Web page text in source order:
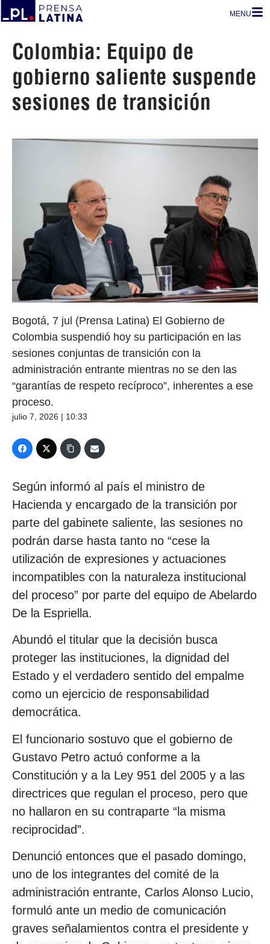
MENU
Colombia: Equipo de
gobierno saliente suspende
sesiones de transición
Bogotá, 7 jul (Prensa Latina) El Gobierno de
Colombia suspendió hoy su participación en las
sesiones conjuntas de transición con la
administración entrante mientras no se den las
“garantías de respeto recíproco”, inherentes a ese
proceso.
julio 7, 2026 | 10:33
Según informó al país el ministro de
Hacienda y encargado de la transición por
parte del gabinete saliente, las sesiones no
podrán darse hasta tanto no “cese la
utilización de expresiones y actuaciones
incompatibles con la naturaleza institucional
del proceso” por parte del equipo de Abelardo
De la Espriella.
Abundó el titular que la decisión busca
proteger las instituciones, la dignidad del
Estado y el verdadero sentido del empalme
como un ejercicio de responsabilidad
democrática.
El funcionario sostuvo que el gobierno de
Gustavo Petro actuó conforme a la
Constitución y a la Ley 951 del 2005 y a las
directrices que regulan el proceso, pero que
no hallaron en su contraparte “la misma
reciprocidad”.
Denunció entonces que el pasado domingo,
uno de los integrantes del comité de la
administración entrante, Carlos Alonso Lucio,
formuló ante un medio de comunicación
graves señalamientos contra el presidente y